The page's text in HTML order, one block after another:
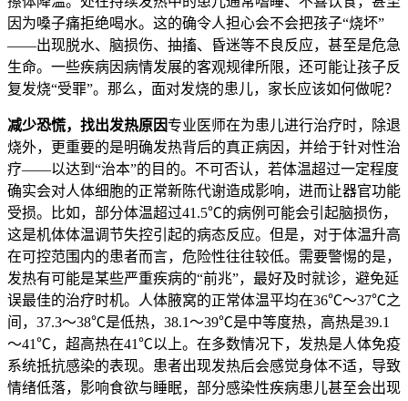
因为嗓子痛拒绝喝水。这的确令人担心会不会把孩子“烧坏”
——出现脱水、脑损伤、抽搐、昏迷等不良反应，甚至是危急
生命。一些疾病因病情发展的客观规律所限，还可能让孩子反
复发烧“受罪”。那么，面对发烧的患儿，家长应该如何做呢？
减少恐慌，找出发热原因专业医师在为患儿进行治疗时，除退
烧外，更重要的是明确发热背后的真正病因，并给于针对性治
疗——以达到“治本”的目的。不可否认，若体温超过一定程度
确实会对人体细胞的正常新陈代谢造成影响，进而让器官功能
受损。比如，部分体温超过41.5℃的病例可能会引起脑损伤，
这是机体体温调节失控引起的病态反应。但是，对于体温升高
在可控范围内的患者而言，危险性往往较低。需要警惕的是，
发热有可能是某些严重疾病的“前兆”，最好及时就诊，避免延
误最佳的治疗时机。人体腋窝的正常体温平均在36℃～37℃之
间，37.3～38℃是低热，38.1～39℃是中等度热，高热是39.1
～41℃，超高热在41℃以上。在多数情况下，发热是人体免疫
系统抵抗感染的表现。患者出现发热后会感觉身体不适，导致
情绪低落，影响食欲与睡眠，部分感染性疾病患儿甚至会出现